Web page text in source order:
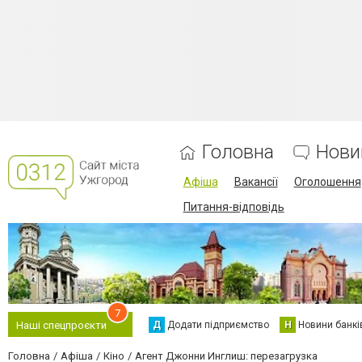
Головна
Афіша Вакансії
Оголошення
Питання-відповідь
Наші спецпроєкти
7
Д Додати підприємство Н Новини
Головна Афіша Кіно Агент Джонни Инглиш: перезагрузка